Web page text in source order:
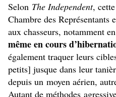
Selon The Independent,
Chambre des Représentants
aux chasseurs, notamment
même en cours
également traquer leurs
petits] jusque dans leur
depuis un moyen aérien,
Autant de méthodes